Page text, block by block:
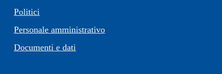
Politici
Personale amministrativo
Documenti e dati